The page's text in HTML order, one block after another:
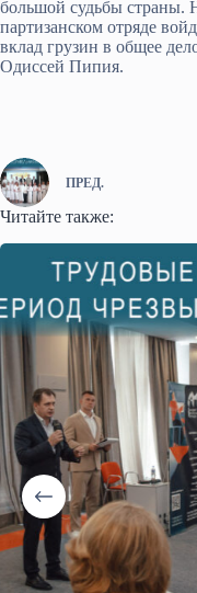
большой судьбы страны.
партизанском отряде
вклад грузин в общее
Одиссей Пипия.
ПРЕД.
Читайте также: